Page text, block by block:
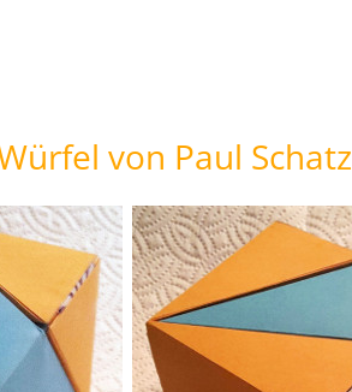
von Paul Schatz